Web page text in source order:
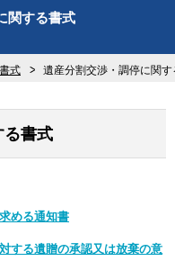
関する書式
式 遺産分割交渉・調停に関す
る書式
める通知書
する遺贈の承認又は放棄の意